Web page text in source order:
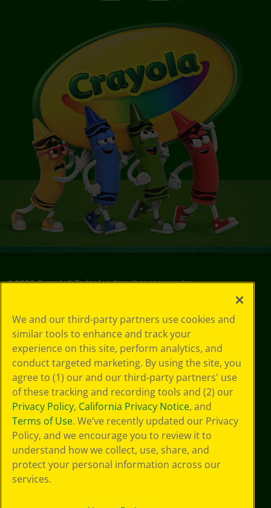
©2026Crayola® Todos los derechos reservados.
de privacidad
Política de
privacidad
Términos de SMS
GDPR
Aviso de
privacidad de CA
Cookie
Preferences
Condiciones de
uso
Accesibilidad web
Mapa del sitio
We and our third-party partners use cookies and
similar tools to enhance and track your
experience on this site, perform analytics, and
conduct targeted marketing. By using the site, you
agree to (1) our and our third-party partners' use
of these tracking and recording tools and (2) our
Privacy Policy, California Privacy Notice, and
Terms of Use. We’ve recently updated our Privacy
Policy, and we encourage you to review it to
understand how we collect, use, share, and
protect your personal information across our
services.